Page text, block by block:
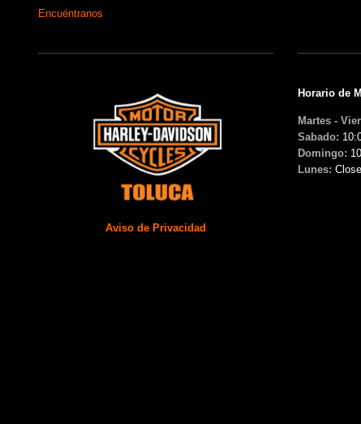
Encuéntranos
Aviso de Privacidad
Horario de
Martes -
Sabado:
Domingo:
Lunes: